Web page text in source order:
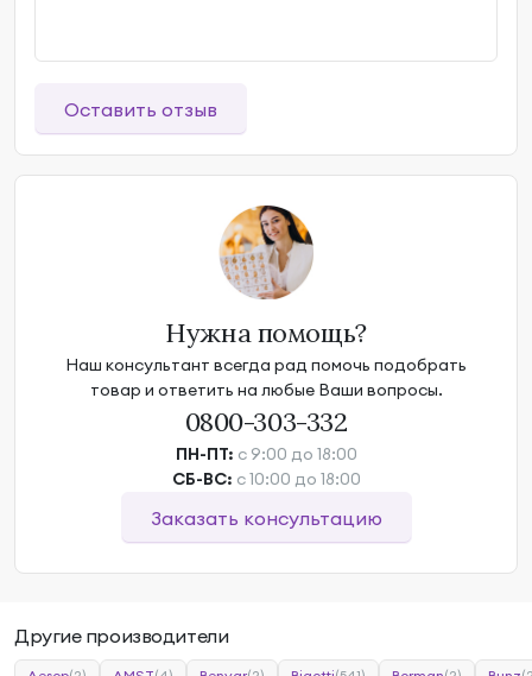
Оставить отзыв
Нужна помощь?
Наш консультант всегда рад помочь подобрать
товар и ответить на любые Ваши вопросы.
0800-303-332
ПН-ПТ: с 9:00 до 18:00
СБ-ВС: с 10:00 до 18:00
Заказать консультацию
Другие производители